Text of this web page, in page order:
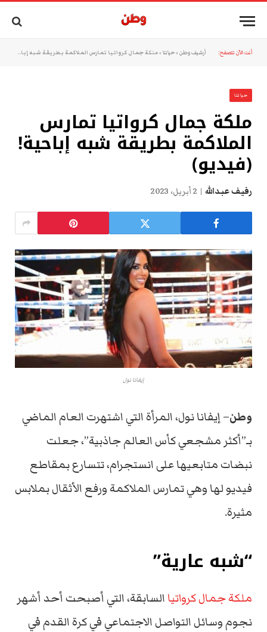
أنت الآن تتصفح: أرشيف وطن »حياتنا »ملكة جمال كرواتيا تمارس الملاكمة بطريقة شبه إباحية! (فيديو)
حياتنا
ملكة جمال كرواتيا تمارس
الملاكمة بطريقة شبه إباحية!
(فيديو)
رفيف عبدالله 2 أبريل، 2023
إيفانا نول
وطن– إيفانا نول، المرأة التي اشتهرت العام الماضي
بـ”أكثر مشجعي كأس العالم جاذبية”، جعلت
نبضات متابعيها على انستجرام، تتسارع بمقاطع
فيديو لها وهي تمارس الملاكمة ورفع الأثقال بملابس
مثيرة.
“شبه عارية”
ملكة جمال كرواتيا السابقة، التي أصبحت أحد أشهر
نجوم وسائل التواصل الاجتماعي في كرة القدم في